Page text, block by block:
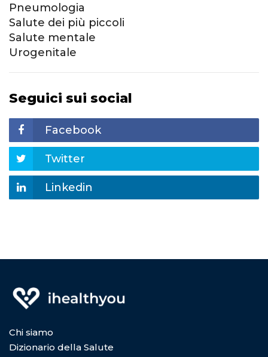
Pneumologia
Salute dei più piccoli
Salute mentale
Urogenitale
Seguici sui social
Facebook
Twitter
Linkedin
Chi siamo
Dizionario della Salute